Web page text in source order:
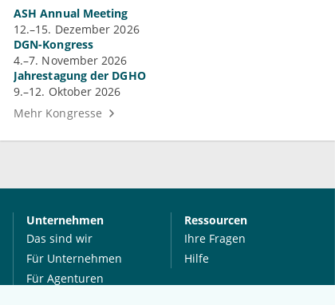
ASH Annual Meeting
12.–15. Dezember 2026
DGN-Kongress
4.–7. November 2026
Jahrestagung der DGHO
9.–12. Oktober 2026
Mehr Kongresse
Unternehmen
Das sind wir
Für Unternehmen
Für Agenturen
Ressourcen
Ihre Fragen
Hilfe